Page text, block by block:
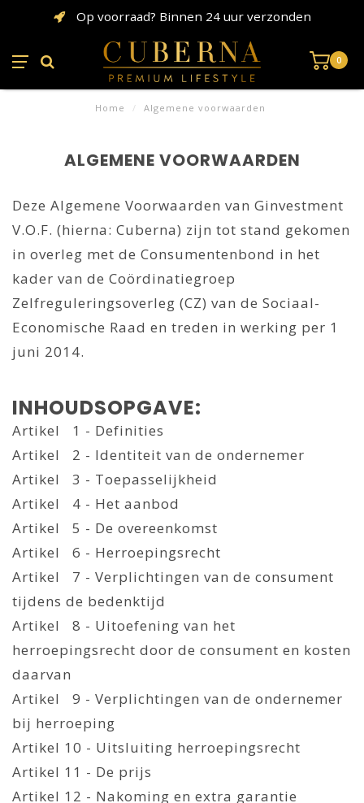
Op voorraad? Binnen 24 uur verzonden
0
Home / Algemene voorwaarden
ALGEMENE VOORWAARDEN
Deze Algemene Voorwaarden van Ginvestment
V.O.F. (hierna: Cuberna) zijn tot stand gekomen
in overleg met de Consumentenbond in het
kader van de Coördinatiegroep
Zelfreguleringsoverleg (CZ) van de Sociaal-
Economische Raad en treden in werking per 1
juni 2014.
INHOUDSOPGAVE:
Artikel 1 - Definities
Artikel 2 - Identiteit van de ondernemer
Artikel 3 - Toepasselijkheid
Artikel 4 - Het aanbod
Artikel 5 - De overeenkomst
Artikel 6 - Herroepingsrecht
Artikel 7 - Verplichtingen van de consument
tijdens de bedenktijd
Artikel 8 - Uitoefening van het
herroepingsrecht door de consument en kosten
daarvan
Artikel 9 - Verplichtingen van de ondernemer
bij herroeping
Artikel 10 - Uitsluiting herroepingsrecht
Artikel 11 - De prijs
Artikel 12 - Nakoming en extra garantie